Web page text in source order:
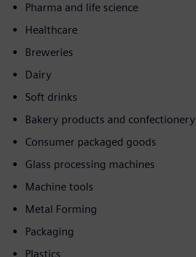
Pharma and life science
Healthcare
Breweries
Dairy
Soft drinks
Bakery products and confectionery
Consumer packaged goods
Glass processing machines
Machine tools
Metal Forming
Packaging
Plastics